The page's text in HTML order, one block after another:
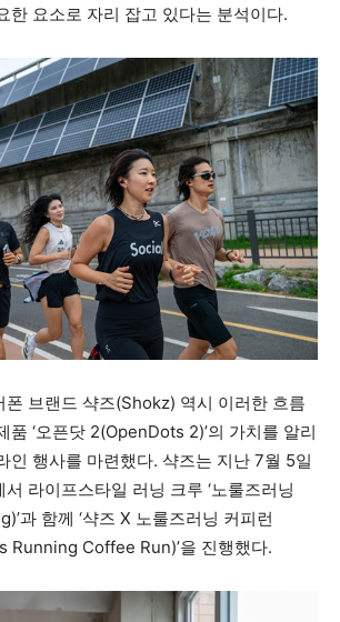
한 요소로 자리 잡고 있다는 분석이다.
폰 브랜드 샥즈(Shokz) 역시 이러한 흐름
품 ‘오픈닷 2(OpenDots 2)’의 가치를 알리
인 행사를 마련했다. 샥즈는 지난 7월 5일
라이프스타일 러닝 크루 ‘노룰즈러닝
과 함께 ‘샥즈 X 노룰즈러닝 커피런
Running Coffee Run)’을 진행했다.